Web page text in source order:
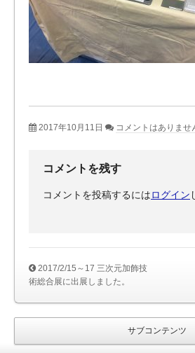
2017年10月11日 コメントはありませ
コメントを残す
コメントを投稿するにはログイン
2017/2/15～17 三次元加飾技
術総合展に出展しました。
サブコンテンツ